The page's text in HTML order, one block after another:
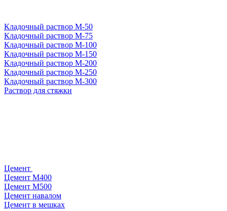
Кладочный раствор М-50
Кладочный раствор М-75
Кладочный раствор М-100
Кладочный раствор М-150
Кладочный раствор М-200
Кладочный раствор М-250
Кладочный раствор М-300
Раствор для стяжки
Цемент
Цемент М400
Цемент М500
Цемент навалом
Цемент в мешках